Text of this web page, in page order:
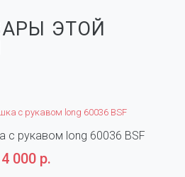
ЭТОЙ
с рукавом long 60036 BSF
4 000 р.